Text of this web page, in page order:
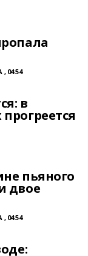
, 04:54
в
пьяного
двое
, 04:54